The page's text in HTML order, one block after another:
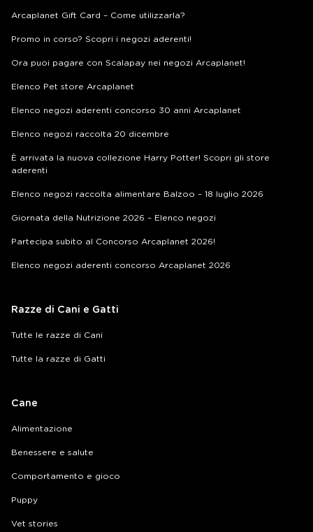
Arcaplanet Gift Card – Come utilizzarla?
Promo in corso? Scopri i negozi aderenti!
Ora puoi pagare con Scalapay nei negozi Arcaplanet!
Elenco Pet store Arcaplanet
Elenco negozi aderenti concorso 30 anni Arcaplanet
Elenco negozi raccolta 20 dicembre
È arrivata la nuova collezione Harry Potter! Scopri gli store
aderenti
Elenco negozi raccolta alimentare Balzoo – 18 luglio 2026
Giornata della Nutrizione 2026 – Elenco negozi
Partecipa subito al Concorso Arcaplanet 2026!
Elenco negozi aderenti concorso Arcaplanet 2026
Razze di Cani e Gatti
Tutte le razze di Cani
Tutte la razze di Gatti
Cane
Alimentazione
Benessere e salute
Comportamento e gioco
Puppy
Vet stories